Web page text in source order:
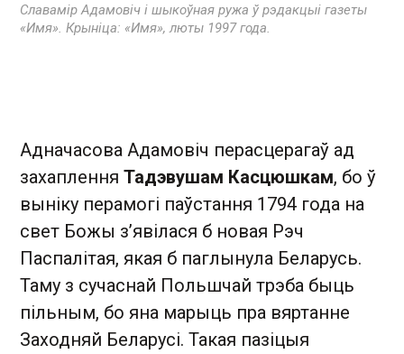
Славамір Адамовіч і шыкоўная ружа ў рэдакцыі газеты
«Имя». Крыніца: «Имя», люты 1997 года.
Адначасова Адамовіч перасцерагаў ад
захаплення Тадэвушам Касцюшкам, бо ў
выніку перамогі паўстання 1794 года на
свет Божы з’явілася б новая Рэч
Паспалітая, якая б паглынула Беларусь.
Таму з сучаснай Польшчай трэба быць
пільным, бо яна марыць пра вяртанне
Заходняй Беларусі. Такая пазіцыя